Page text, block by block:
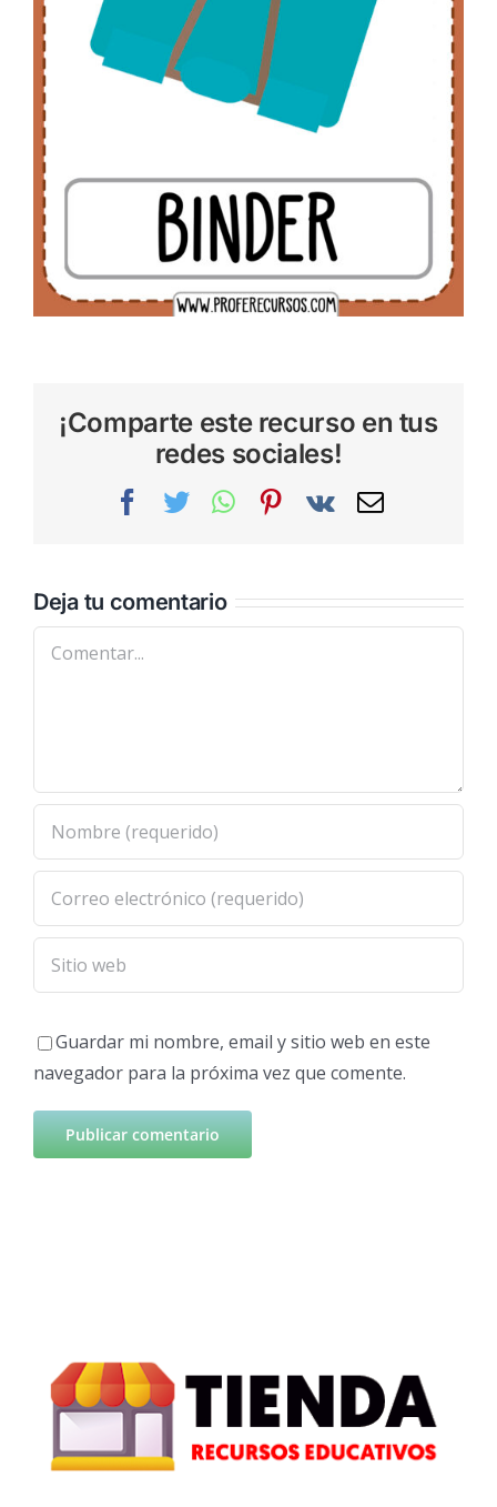
¡Comparte este recurso en tus
redes sociales!
Facebook
TwitterWhatsAppPinterest
Vk
Correo
Deja tu comentario
Comentar
Guardar mi nombre, email y sitio web en este
navegador para la próxima vez que comente.